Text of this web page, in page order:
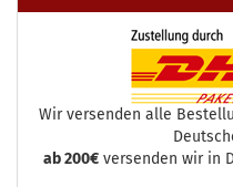
Wir versenden alle
ab 200€ versenden wir in